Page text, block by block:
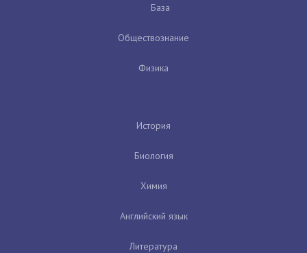
База
Обществознание
Физика
История
Биология
Химия
Английский язык
Литература